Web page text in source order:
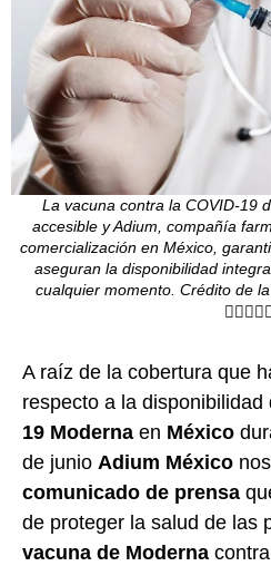
La vacuna contra la COVID-19
accesible y Adium, compañía
comercialización en México,
aseguran la disponibilidad
cualquier momento. Crédito de
A raíz de la cobertura que
respecto a la disponibilidad
19 Moderna en México
de junio Adium México
comunicado de prensa
de proteger la salud de las
vacuna de Moderna